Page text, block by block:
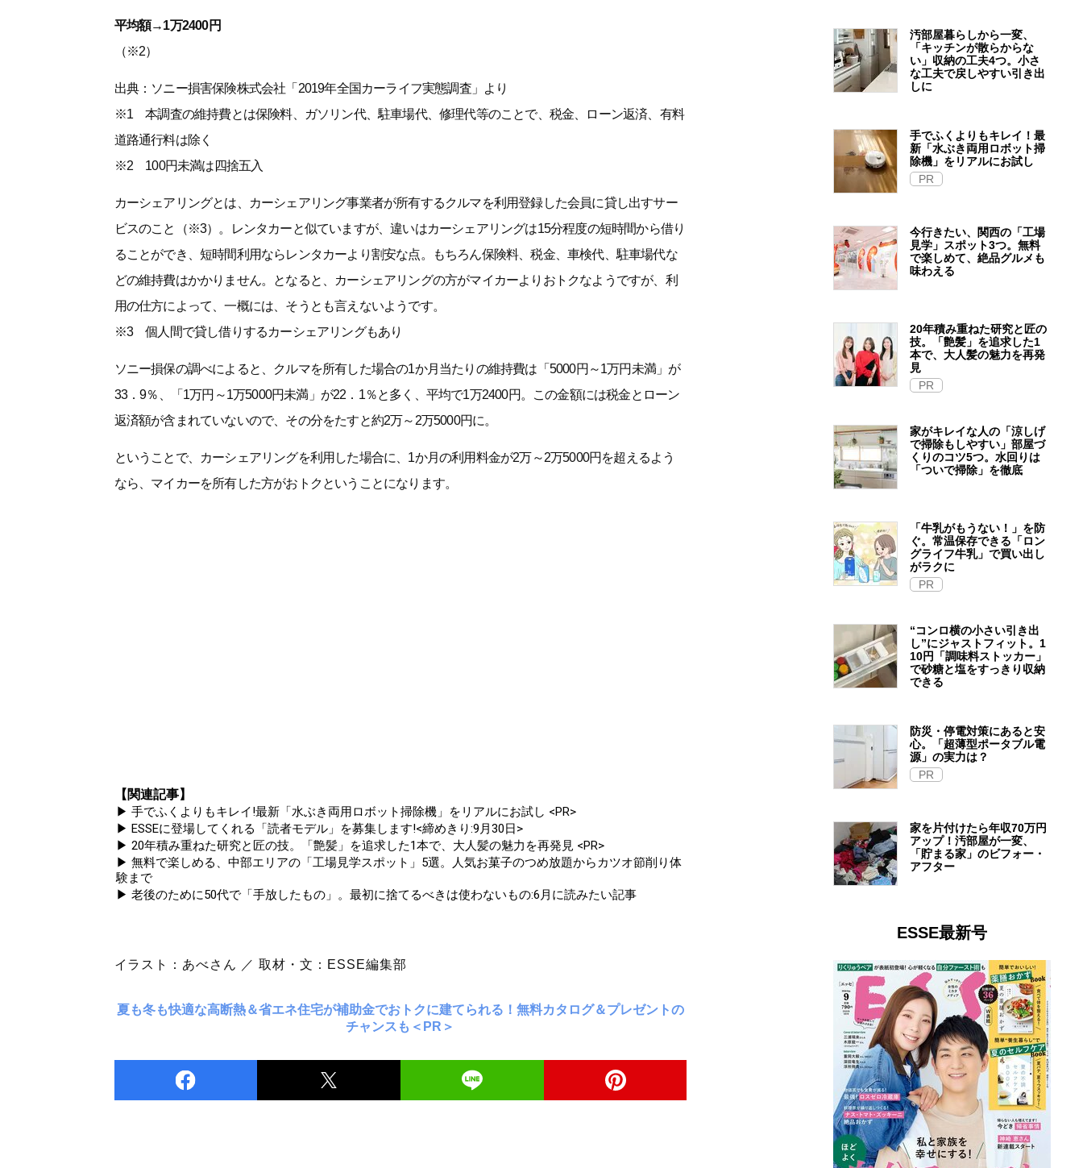
平均額→1万2400円
（※2）
出典：ソニー損害保険株式会社「2019年全国カーライフ実態調査」より
※1 本調査の維持費とは保険料、ガソリン代、駐車場代、修理代等のことで、税金、ローン返済、有料
道路通行料は除く
※2 100円未満は四捨五入
カーシェアリングとは、カーシェアリング事業者が所有するクルマを利用登録した会員に貸し出すサー
ビスのこと（※3）。レンタカーと似ていますが、違いはカーシェアリングは15分程度の短時間から借り
ることができ、短時間利用ならレンタカーより割安な点。もちろん保険料、税金、車検代、駐車場代な
どの維持費はかかりません。となると、カーシェアリングの方がマイカーよりおトクなようですが、利
用の仕方によって、一概には、そうとも言えないようです。
※3 個人間で貸し借りするカーシェアリングもあり
ソニー損保の調べによると、クルマを所有した場合の1か月当たりの維持費は「5000円～1万円未満」が
33．9％、「1万円～1万5000円未満」が22．1％と多く、平均で1万2400円。この金額には税金とローン
返済額が含まれていないので、その分をたすと約2万～2万5000円に。
ということで、カーシェアリングを利用した場合に、1か月の利用料金が2万～2万5000円を超えるよう
なら、マイカーを所有した方がおトクということになります。
【関連記事】
▶ 手でふくよりもキレイ!最新「水ぶき両用ロボット掃除機」をリアルにお試し <PR>
▶ ESSEに登場してくれる「読者モデル」を募集します!<締めきり:9月30日>
▶ 20年積み重ねた研究と匠の技。「艶髪」を追求した1本で、大人髪の魅力を再発見 <PR>
▶ 無料で楽しめる、中部エリアの「工場見学スポット」5選。人気お菓子のつめ放題からカツオ節削り体
験まで
▶ 老後のために50代で「手放したもの」。最初に捨てるべきは使わないもの:6月に読みたい記事
イラスト：あべさん ／ 取材・文：ESSE編集部
夏も冬も快適な高断熱＆省エネ住宅が補助金でおトクに建てられる！無料カタログ＆プレゼントの
チャンスも＜PR＞
汚部屋暮らしから一変、
「キッチンが散らからな
い」収納の工夫4つ。小さ
な工夫で戻しやすい引き出
しに
手でふくよりもキレイ！最
新「水ぶき両用ロボット掃
除機」をリアルにお試し
PR
今行きたい、関西の「工場
見学」スポット3つ。無料
で楽しめて、絶品グルメも
味わえる
20年積み重ねた研究と匠の
技。「艶髪」を追求した1
本で、大人髪の魅力を再発
見
PR
家がキレイな人の「涼しげ
で掃除もしやすい」部屋づ
くりのコツ5つ。水回りは
「ついで掃除」を徹底
「牛乳がもうない！」を防
ぐ。常温保存できる「ロン
グライフ牛乳」で買い出し
がラクに
PR
“コンロ横の小さい引き出
し”にジャストフィット。1
10円「調味料ストッカー」
で砂糖と塩をすっきり収納
できる
防災・停電対策にあると安
心。「超薄型ポータブル電
源」の実力は？​
PR
家を片付けたら年収70万円
アップ！汚部屋が一変、
「貯まる家」のビフォー・
アフター
ESSE最新号